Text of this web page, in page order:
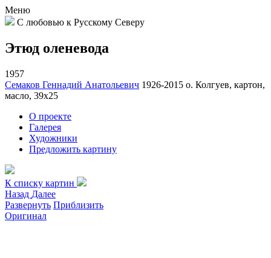
Меню
С любовью к Русскому Северу
Этюд оленевода
1957
Семаков Геннадий Анатольевич 1926-2015 о. Колгуев, картон,
масло, 39х25
О проекте
Галерея
Художники
Предложить картину
К списку картин
Назад Далее
Развернуть Приблизить
Оригинал